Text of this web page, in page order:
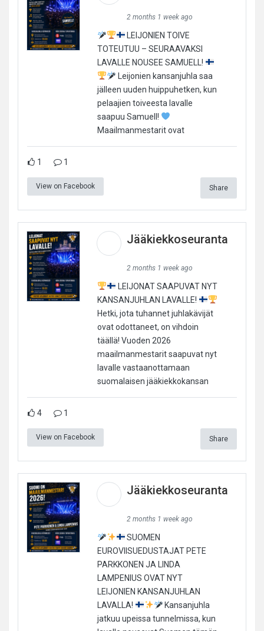
2 months 1 week ago
LEIJONIEN TOIVE
TOTEUTUU – SEURAAVAKSI
LAVALLE NOUSEE SAMUELL!
Leijonien kansanjuhla saa
jälleen uuden huippuhetken, kun
pelaajien toiveesta lavalle
saapuu Samuell!
Maailmanmestarit ovat
1 1
View on Facebook Share
Jääkiekkoseuranta
2 months 1 week ago
LEIJONAT SAAPUVAT NYT
KANSANJUHLAN LAVALLE!
Hetki, jota tuhannet juhlakävijät
ovat odottaneet, on vihdoin
täällä! Vuoden 2026
maailmanmestarit saapuvat nyt
lavalle vastaanottamaan
suomalaisen jääkiekkokansan
4 1
View on Facebook Share
Jääkiekkoseuranta
2 months 1 week ago
SUOMEN
EUROVIISUEDUSTAJAT PETE
PARKKONEN JA LINDA
LAMPENIUS OVAT NYT
LEIJONIEN KANSANJUHLAN
LAVALLA!
Kansanjuhla
jatkuu upeissa tunnelmissa, kun